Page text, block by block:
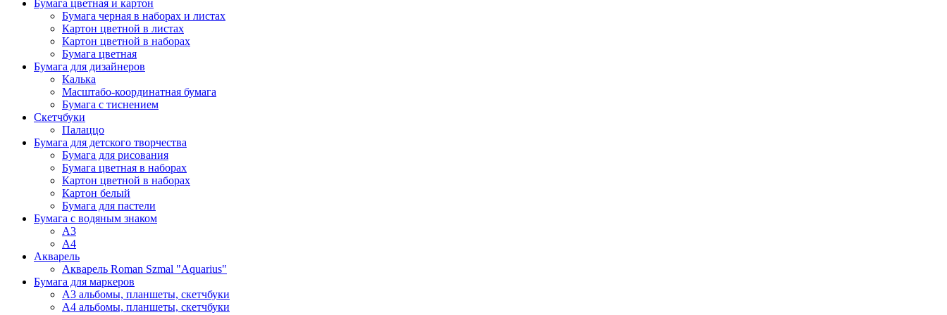
Бумага цветная и картон
Бумага черная в наборах и листах
Картон цветной в листах
Картон цветной в наборах
Бумага цветная
Бумага для дизайнеров
Калька
Масштабо-координатная бумага
Бумага с тиснением
Скетчбуки
Палаццо
Бумага для детского творчества
Бумага для рисования
Бумага цветная в наборах
Картон цветной в наборах
Картон белый
Бумага для пастели
Бумага с водяным знаком
А3
А4
Акварель
Акварель Roman Szmal "Aquarius"
Бумага для маркеров
А3 альбомы, планшеты, скетчбуки
А4 альбомы, планшеты, скетчбуки